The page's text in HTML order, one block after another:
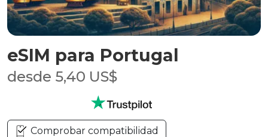
eSIM para Portugal
desde 5,40 US$
Comprobar compatibilidad